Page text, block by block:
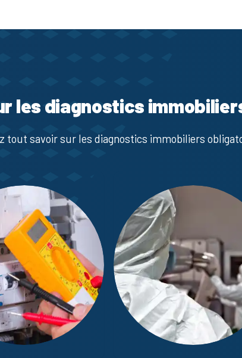
les diagnostics
tout savoir sur les diagnostics immobiliers